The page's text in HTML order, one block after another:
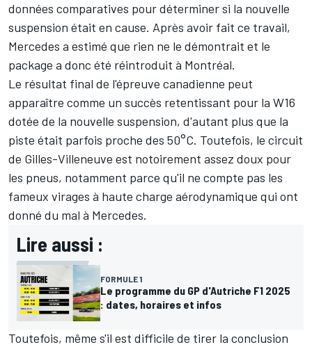
données comparatives pour déterminer si la nouvelle
suspension était en cause. Après avoir fait ce travail,
Mercedes a estimé que rien ne le démontrait et le
package a donc été réintroduit à Montréal.
Le résultat final de l'épreuve canadienne peut
apparaître comme un succès retentissant pour la W16
dotée de la nouvelle suspension, d'autant plus que la
piste était parfois proche des 50°C. Toutefois, le circuit
de Gilles-Villeneuve est notoirement assez doux pour
les pneus, notamment parce qu'il ne compte pas les
fameux virages à haute charge aérodynamique qui ont
donné du mal à Mercedes.
Lire aussi :
FORMULE 1
Le programme du GP d'Autriche F1 2025
: dates, horaires et infos
Toutefois, même s'il est difficile de tirer la conclusion